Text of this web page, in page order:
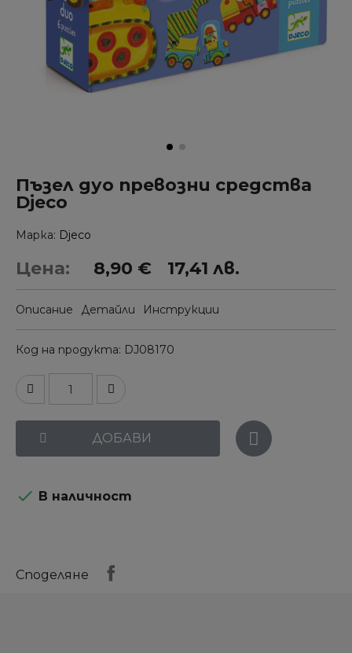
Пъзел дуо превозни средства
Djeco
Марка Djeco
Цена: 8,90 € 17,41 лв.
Описание Детайли Инструкции
Код на продукта DJ08170
ДОБАВИ
 В наличност
Споделяне